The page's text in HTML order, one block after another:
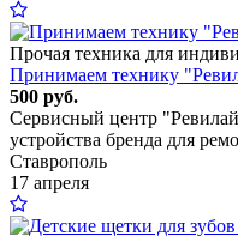
Прочая техника для
Принимаем технику
500 руб.
Сервисный центр
устройства бренда для
Ставрополь
17 апреля